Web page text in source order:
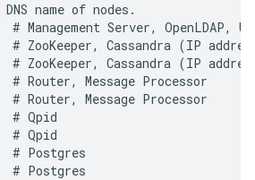
DNS name of nodes .
# Management Server, OpenLDAP, UI
# ZooKeeper, Cassandra (IP
# ZooKeeper, Cassandra (IP
# Router, Message Processor
# Router, Message Processor
# Qpid
# Qpid
# Postgres
# Postgres